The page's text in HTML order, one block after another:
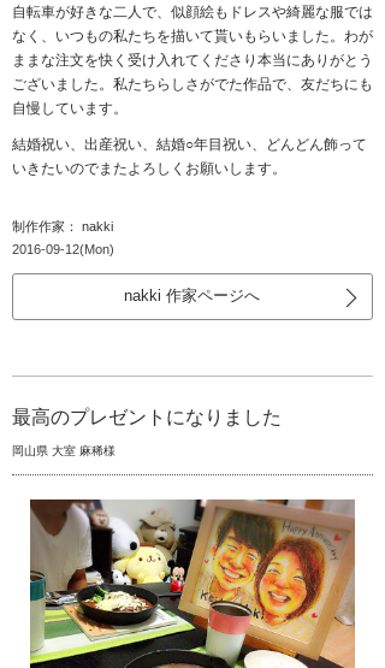
自転車が好きな二人で、似顔絵もドレスや綺麗な服では
なく、いつもの私たちを描いて貰いもらいました。わが
ままな注文を快く受け入れてくださり本当にありがとう
ございました。私たちらしさがでた作品で、友だちにも
自慢しています。
結婚祝い、出産祝い、結婚○年目祝い、どんどん飾って
いきたいのでまたよろしくお願いします。
制作作家： nakki
2016-09-12(Mon)
nakki 作家ページへ
最高のプレゼントになりました
岡山県 大室 麻稀様